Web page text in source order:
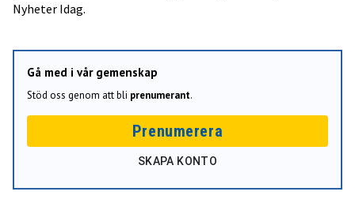
Nyheter Idag.
Gå med i vår gemenskap
Stöd oss genom att bli prenumerant.
Prenumerera
SKAPA KONTO